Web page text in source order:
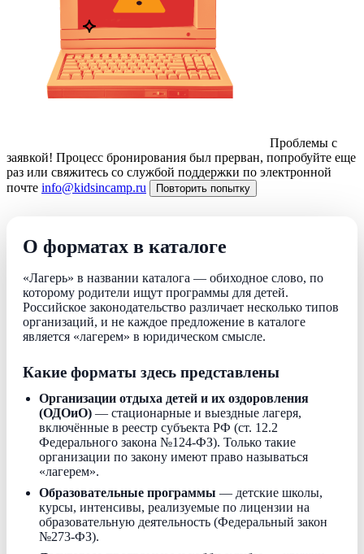
Проблемы с
заявкой! Процесс бронирования был прерван, попробуйте еще
раз или свяжитесь со службой поддержки по электронной
почте info@kidsincamp.ru Повторить попытку
О форматах в каталоге
«Лагерь» в названии каталога — обиходное слово, по
которому родители ищут программы для детей.
Российское законодательство различает несколько типов
организаций, и не каждое предложение в каталоге
является «лагерем» в юридическом смысле.
Какие форматы здесь представлены
Организации отдыха детей и их оздоровления
(ОДОиО) — стационарные и выездные лагеря,
включённые в реестр субъекта РФ (ст. 12.2
Федерального закона №124-ФЗ). Только такие
организации по закону имеют право называться
«лагерем».
Образовательные программы — детские школы,
курсы, интенсивы, реализуемые по лицензии на
образовательную деятельность (Федеральный закон
№273-ФЗ).